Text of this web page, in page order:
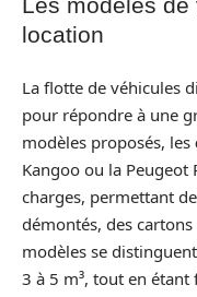
location
La flotte de véhicules
pour répondre à une
modèles proposés, les
Kangoo ou la
charges, permettant
démontés, des
modèles se
3 à 5 m³, tout en